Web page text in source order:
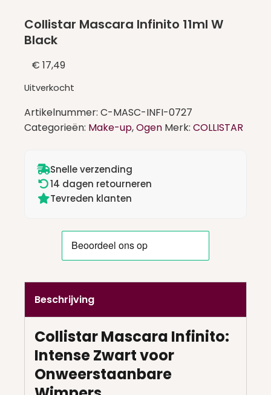
Collistar Mascara Infinito 11ml W
Black
€ 17,49
Uitverkocht
Artikelnummer: C-MASC-INFI-0727
Categorieën: Make-up,Ogen Merk: COLLISTAR
Snelle verzending
14 dagen retourneren
Tevreden klanten
Beschrijving
Collistar Mascara Infinito:
Intense Zwart voor
Onweerstaanbare